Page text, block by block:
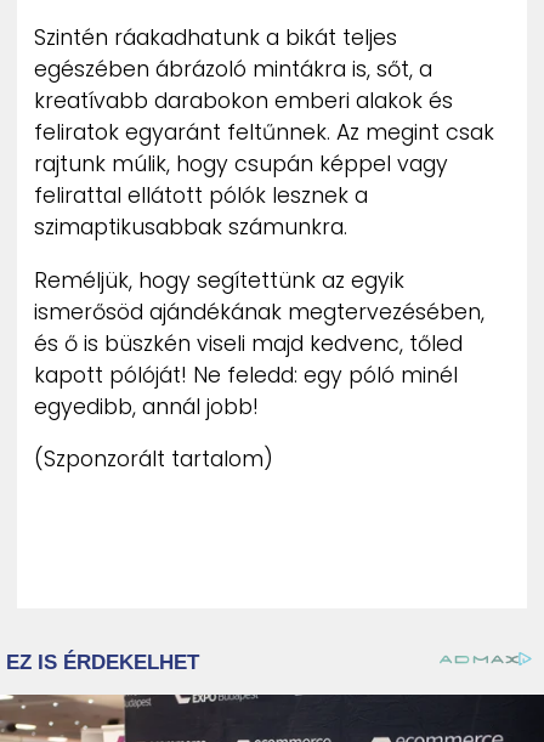
Szintén ráakadhatunk a bikát teljes
egészében ábrázoló mintákra is, sőt, a
kreatívabb darabokon emberi alakok és
feliratok egyaránt feltűnnek. Az megint csak
rajtunk múlik, hogy csupán képpel vagy
felirattal ellátott pólók lesznek a
szimaptikusabbak számunkra.
Reméljük, hogy segítettünk az egyik
ismerősöd ajándékának megtervezésében,
és ő is büszkén viseli majd kedvenc, tőled
kapott pólóját! Ne feledd: egy póló minél
egyedibb, annál jobb!
(Szponzorált tartalom)